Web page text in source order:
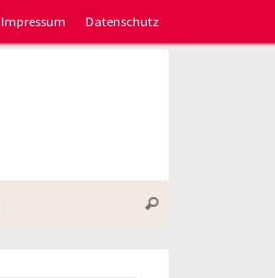
Impressum Datenschutz
Suchen